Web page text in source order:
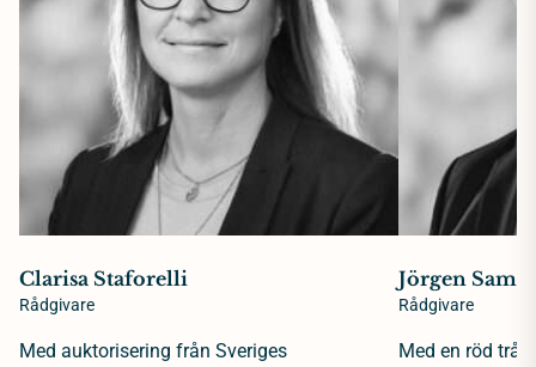
Clarisa Staforelli
Rådgivare
Med auktorisering från Sveriges
Jörgen
Rådgivare
Med en röd